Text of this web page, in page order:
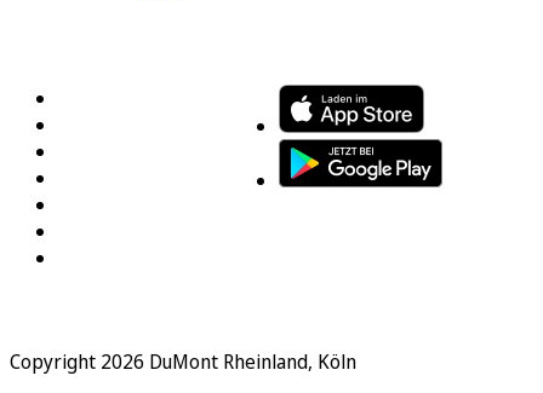
Copyright 2026 DuMont Rheinland, Köln